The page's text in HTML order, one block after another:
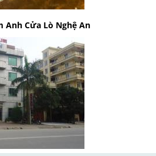
Anh Cửa Lò Nghệ An